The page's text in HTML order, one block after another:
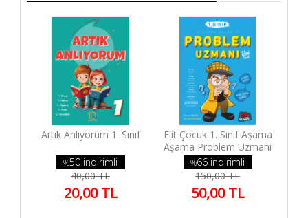
Artık Anlıyorum 1. Sınıf
%50 indirimli
40,00 TL
20,00 TL
Elit Çocuk 1. Sınıf Aşama
Aşama Problem Uzmanı
%66 indirimli
150,00 TL
50,00 TL